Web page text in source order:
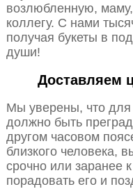
возлюбленную, маму,
коллегу. С нами
получая букеты в
души!
Доставляем
Мы уверены, что
должно быть
другом часовом
близкого человека,
срочно или заранее
порадовать его и